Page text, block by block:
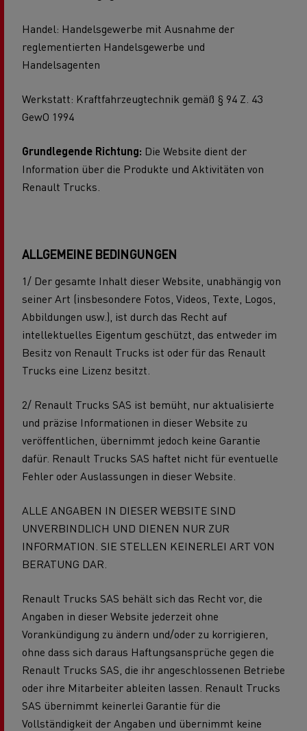
Handel: Handelsgewerbe mit Ausnahme der
reglementierten Handelsgewerbe und
Handelsagenten
Werkstatt: Kraftfahrzeugtechnik gemäß § 94 Z. 43
GewO 1994
Grundlegende Richtung: Die Website dient der
Information über die Produkte und Aktivitäten von
Renault Trucks.
ALLGEMEINE BEDINGUNGEN
1/ Der gesamte Inhalt dieser Website, unabhängig von
seiner Art (insbesondere Fotos, Videos, Texte, Logos,
Abbildungen usw.), ist durch das Recht auf
intellektuelles Eigentum geschützt, das entweder im
Besitz von Renault Trucks ist oder für das Renault
Trucks eine Lizenz besitzt.
2/ Renault Trucks SAS ist bemüht, nur aktualisierte
und präzise Informationen in dieser Website zu
veröffentlichen, übernimmt jedoch keine Garantie
dafür. Renault Trucks SAS haftet nicht für eventuelle
Fehler oder Auslassungen in dieser Website.
ALLE ANGABEN IN DIESER WEBSITE SIND
UNVERBINDLICH UND DIENEN NUR ZUR
INFORMATION. SIE STELLEN KEINERLEI ART VON
BERATUNG DAR.
Renault Trucks SAS behält sich das Recht vor, die
Angaben in dieser Website jederzeit ohne
Vorankündigung zu ändern und/oder zu korrigieren,
ohne dass sich daraus Haftungsansprüche gegen die
Renault Trucks SAS, die ihr angeschlossenen Betriebe
oder ihre Mitarbeiter ableiten lassen. Renault Trucks
SAS übernimmt keinerlei Garantie für die
Vollständigkeit der Angaben und übernimmt keine